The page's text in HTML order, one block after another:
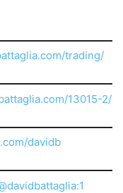
trading/
13015-2/
davidb